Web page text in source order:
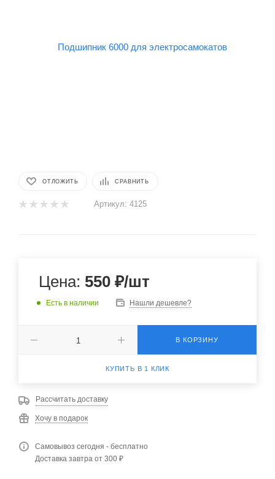
ОТЛОЖИТЬ СРАВНИТЬ
Артикул: 4125
Цена: 550 ₽/шт
Есть в наличии Нашли дешевле?
В КОРЗИНУ
КУПИТЬ В 1 КЛИК
Рассчитать доставку
Хочу в подарок
Самовывоз сегодня - бесплатно
Доставка завтра от 300 ₽